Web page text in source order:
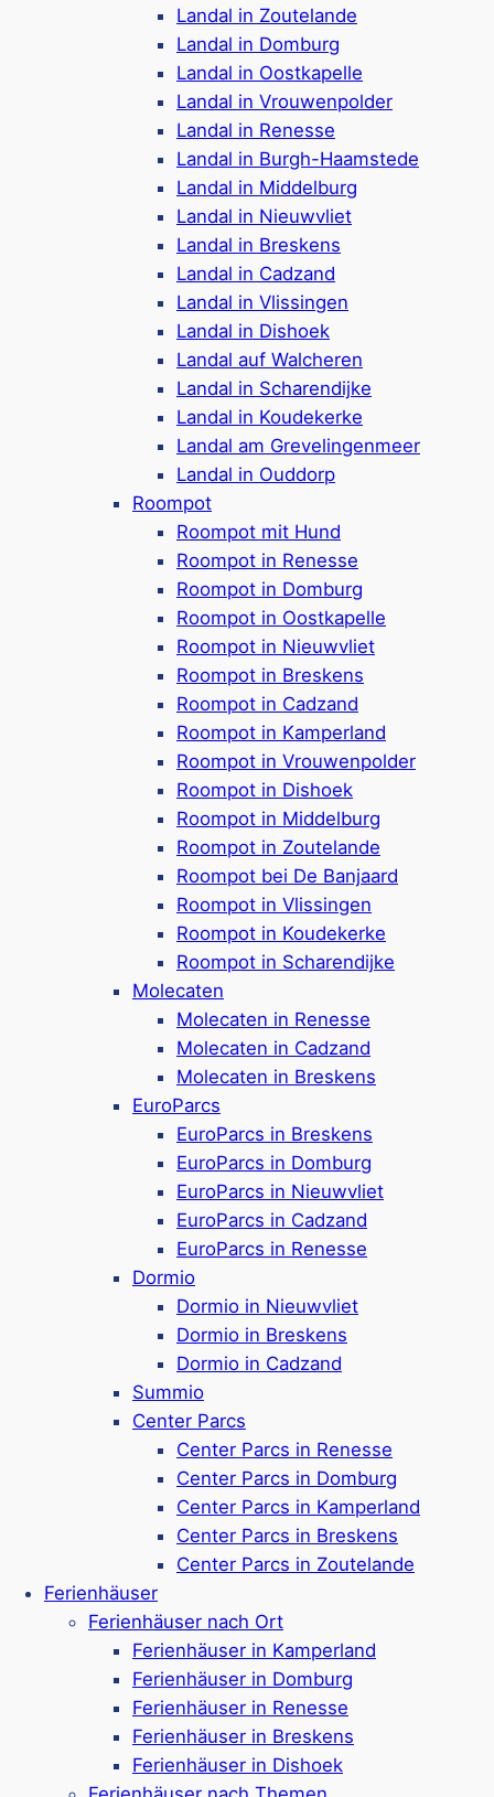
Landal in Zoutelande
Landal in Domburg
Landal in Oostkapelle
Landal in Vrouwenpolder
Landal in Renesse
Landal in Burgh-Haamstede
Landal in Middelburg
Landal in Nieuwvliet
Landal in Breskens
Landal in Cadzand
Landal in Vlissingen
Landal in Dishoek
Landal auf Walcheren
Landal in Scharendijke
Landal in Koudekerke
Landal am Grevelingenmeer
Landal in Ouddorp
Roompot
Roompot mit Hund
Roompot in Renesse
Roompot in Domburg
Roompot in Oostkapelle
Roompot in Nieuwvliet
Roompot in Breskens
Roompot in Cadzand
Roompot in Kamperland
Roompot in Vrouwenpolder
Roompot in Dishoek
Roompot in Middelburg
Roompot in Zoutelande
Roompot bei De Banjaard
Roompot in Vlissingen
Roompot in Koudekerke
Roompot in Scharendijke
Molecaten
Molecaten in Renesse
Molecaten in Cadzand
Molecaten in Breskens
EuroParcs
EuroParcs in Breskens
EuroParcs in Domburg
EuroParcs in Nieuwvliet
EuroParcs in Cadzand
EuroParcs in Renesse
Dormio
Dormio in Nieuwvliet
Dormio in Breskens
Dormio in Cadzand
Summio
Center Parcs
Center Parcs in Renesse
Center Parcs in Domburg
Center Parcs in Kamperland
Center Parcs in Breskens
Center Parcs in Zoutelande
Ferienhäuser
Ferienhäuser nach Ort
Ferienhäuser in Kamperland
Ferienhäuser in Domburg
Ferienhäuser in Renesse
Ferienhäuser in Breskens
Ferienhäuser in Dishoek
Reiseziele mit Hund in und
nahe Scharendijke ⤵
Roompot Zeeland Village
Ferienpark inScharendijke
Ferienhäuser für 4 bis 8 Personen
Viele der Ferienunterkünfte erlauben
Hunde (bis zu 2)
Die Häuser sind optional mit Sauna &
Whirlpool buchbar
Spielplatz & Fahrradverleih im Ferienpark
Viele Wassersport-Möglichkeiten in der
Ca. 600 Meter zum Strand bzw. ca. 2,5
km bis zum Sandstrand
Google Rezensionen:4,2/5 Sterne(460+
Bewertungen)
Mehr ansehen*
Strandpark de Zeeuwse Kust
5-Sterne Ferienpark & Campingplatz in
Renesse, ca.4 km von Scharendijke
Ferienbungalows & Safarizelte für 2-8
Personen, optional mit Hot Tub
In einigen Unterkünften sind Hunde
erlaubt (bis zu 2 )
Verschiedene Campingplätze, opt. mit
Privatsanitär und hundefreundlich
Frei- & Hallenbad, (Wasser-)Spielplätze,
Animationprogramm und mehr
Sportplätze, Supermarkt & Radverleih im
250 Meter vom Strand entfernt
Google Rezensionen:4,2/5 Sterne
Rezensionen)
Mehr ansehen*
Heerlijke Huisjes
Plattform mit40+ hundefreundlichen
Ferienhäuserin & umScharendijke
In den Ferienunterkünften sind bis zu 2
Hunde erlaubt
Verschiedene Ferienunterkünfte 2 bis bis
sogar 36 Personen
Angebot aus Tiny Houses, Villen,
Apartments & Ferienbungalows
Optional mit Sauna, Whirlpool, privatem
Pool undumzäunten Garten
Mit 1 bis 5 Schlafzimmern und 1 bis 5
Badezimmern